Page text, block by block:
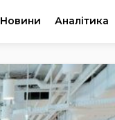
Новини Аналітика